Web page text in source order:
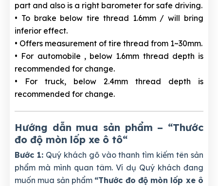
part and also is a right barometer for safe driving.
• To brake below tire thread 1.6mm / will bring
inferior effect.
• Offers measurement of tire thread from 1~30mm.
• For automobile , below 1.6mm thread depth is
recommended for change.
• For truck, below 2.4mm thread depth is
recommended for change.
Hướng dẫn mua sản phẩm – “Thước
đo độ mòn lốp xe ô tô“
Bước 1:Quý khách gõ vào thanh tìm kiếm tên sản
phẩm mà mình quan tâm. Ví dụ Quý khách đang
muốn mua sản phẩm “Thước đo độ mòn lốp xe ô